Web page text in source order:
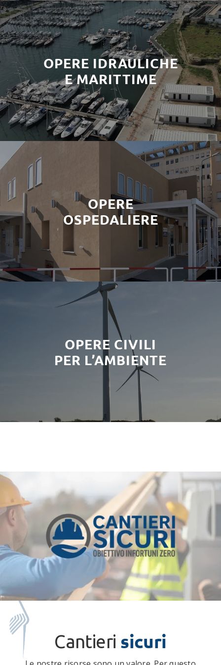
OPERE IDRAULICHE
E MARITTIME
OPERE
OSPEDALIERE
OPERE CIVILI
PER L’AMBIENTE
Cantieri sicuri